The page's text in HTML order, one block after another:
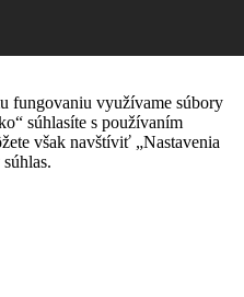
fungovaniu využívame súbory
súhlasíte s používaním
však navštíviť „Nastavenia